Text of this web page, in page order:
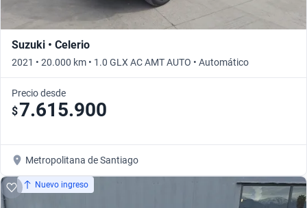
Suzuki • Celerio
2021 • 20.000 km • 1.0 GLX AC AMT AUTO • Automático
Precio desde
$7.615.900
Metropolitana de Santiago
Nuevo ingreso